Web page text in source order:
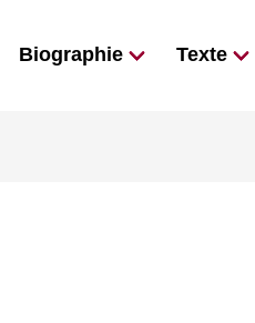
Biographie Texte